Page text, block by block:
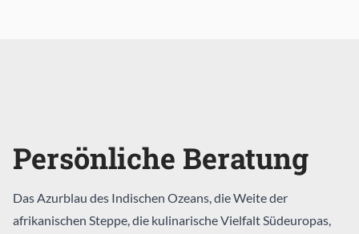
Persönliche Beratung
Das Azurblau des Indischen Ozeans, die Weite der
afrikanischen Steppe, die kulinarische Vielfalt Südeuropas,